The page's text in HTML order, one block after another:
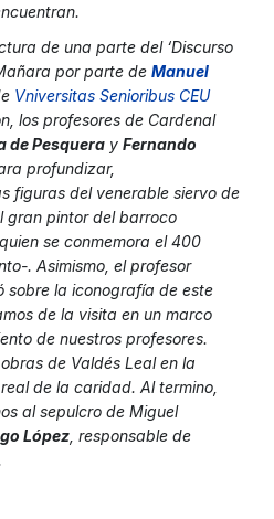
de una parte del ‘Discurso
por parte de Manuel
Vniversitas Senioribus CEU
los profesores de Cardenal
de Pesquera y Fernando
profundizar,
figuras del venerable siervo de
gran pintor del barroco
se conmemora el 400
. Asimismo, el profesor
sobre la iconografía de este
de la visita en un marco
de nuestros profesores.
de Valdés Leal en la
de la caridad. Al termino,
al sepulcro de Miguel
López , responsable de